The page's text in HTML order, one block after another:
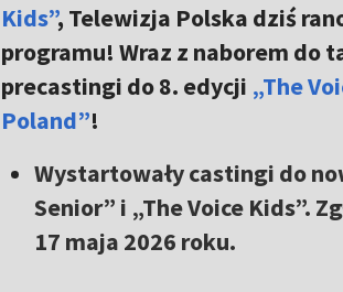
Kids”, Telewizja Polska dziś
programu! Wraz z naborem do
precastingi do 8. edycji „The
Poland”!
Wystartowały castingi do
Senior” i „The Voice Kids”.
17 maja 2026 roku.